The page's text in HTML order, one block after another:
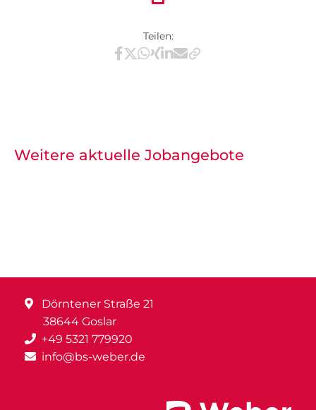
Teilen:
Teilen via Facebook
Teilen via X / Twitter
Teilen via WhatsApp
Teilen via Xing
Teilen via LinkedIn
Teilen via E-Mail
Weitere aktuelle Jobangebote
Dörntener Straße 21
38644 Goslar
+49 5321 779920
info@bs-weber.de